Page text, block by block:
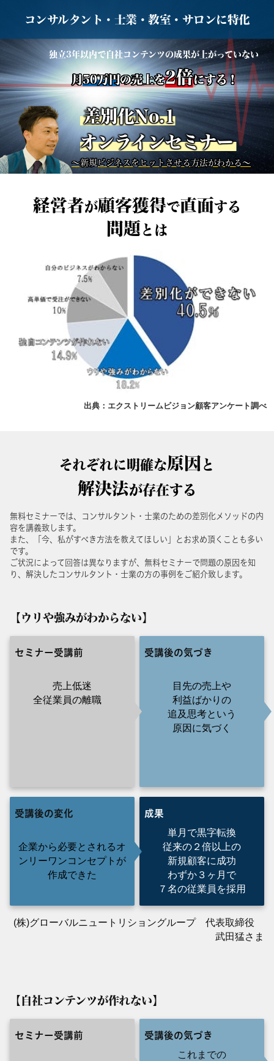
コンサルタント・士業・教室・サロンに特化
独立3年以内で自社コンテンツの成果が上がっていない
月50万円の売上を2倍にする！
差別化No.1
オンラインセミナー
～新規ビジネスをヒットさせる方法がわかる～
別化プロデューサー 浪間 亮
経営者が顧客獲得で直面する
問題とは
出典：エクストリームビジョン顧客アンケート調べ
それぞれに明確な原因と
解決法が存在する
無料セミナーでは、コンサルタント・士業のための差別化メソッドの内
容を講義致します。
また、「今、私がすべき方法を教えてほしい」とお求め頂くことも多い
です。
ご状況によって回答は異なりますが、無料セミナーで問題の原因を知
り、解決したコンサルタント・士業の方の事例をご紹介致します。
【ウリや強みがわからない】
セミナー受講前
売上低迷
全従業員の離職
受講後の気づき
目先の売上や
利益ばかりの
追及思考という
原因に気づく
受講後の変化
企業から必要とされるオ
ンリーワンコンセプトが
作成できた
成果
単月で黒字転換
従来の２倍以上の
新規顧客に成功
わずか３ヶ月で
７名の従業員を採用
(株)グローバルニュートリショングループ 代表取締役
武田猛さま
【自社コンテンツが作れない】
セミナー受講前 受講後の気づき
これまでの